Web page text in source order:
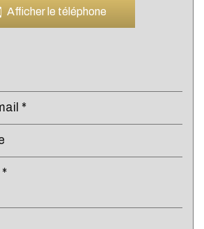
Afficher le téléphone